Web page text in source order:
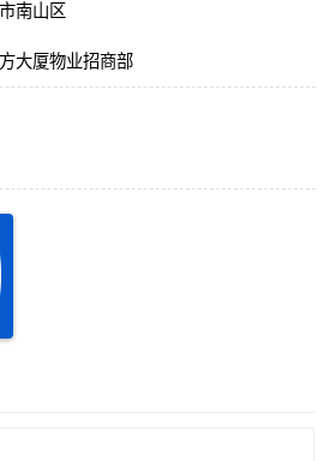
南山区
大厦物业招商部
高新园